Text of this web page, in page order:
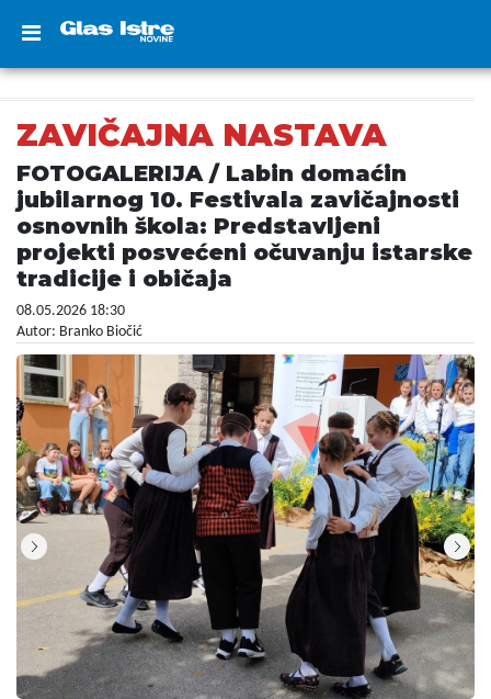
ZAVIČAJNA NASTAVA
FOTOGALERIJA / Labin domaćin
jubilarnog 10. Festivala zavičajnosti
osnovnih škola: Predstavljeni
projekti posvećeni očuvanju istarske
tradicije i običaja
08.05.2026 18:30
Autor: Branko Biočić